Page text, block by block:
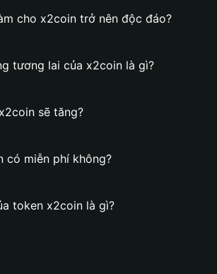
cho x2coin trở nên độc đáo?
tương lai của x2coin là gì?
sẽ tăng?
có miễn phí không?
token x2coin là gì?